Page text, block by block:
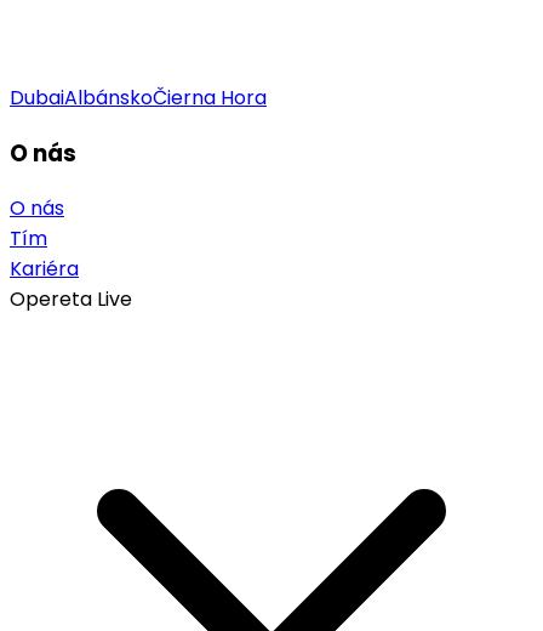
DubaiAlbánskoČierna Hora
O nás
O nás
Tím
Kariéra
Opereta Live